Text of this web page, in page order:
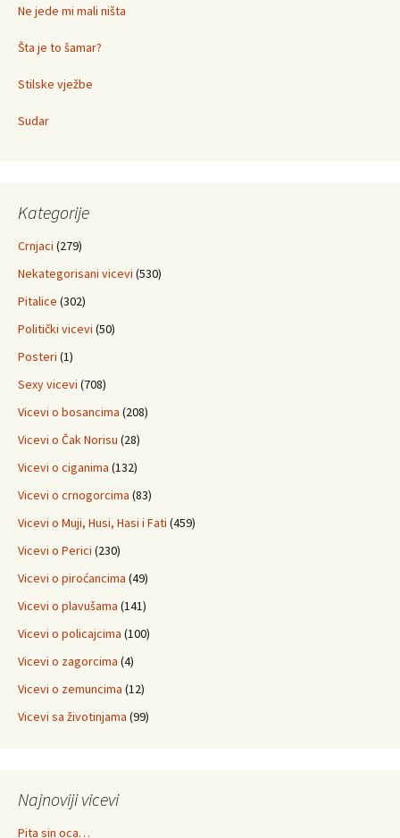
Ne jede mi mali ništa
Šta je to šamar?
Stilske vježbe
Sudar
Kategorije
Crnjaci (279)
Nekategorisani vicevi (530)
Pitalice (302)
Politički vicevi (50)
Posteri (1)
Sexy vicevi (708)
Vicevi o bosancima (208)
Vicevi o Čak Norisu (28)
Vicevi o ciganima (132)
Vicevi o crnogorcima (83)
Vicevi o Muji, Husi, Hasi i Fati (459)
Vicevi o Perici (230)
Vicevi o piroćancima (49)
Vicevi o plavušama (141)
Vicevi o policajcima (100)
Vicevi o zagorcima (4)
Vicevi o zemuncima (12)
Vicevi sa životinjama (99)
Najnoviji vicevi
Pita sin oca…